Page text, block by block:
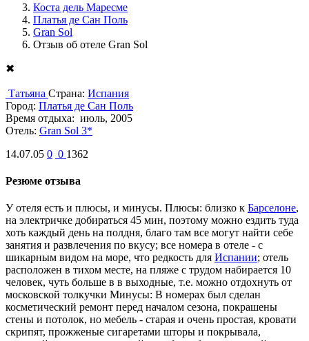
Коста дель Маресме
Платья де Сан Поль
Gran Sol
Отзыв об отеле Gran Sol
✖
Татьяна Страна: Испания
Город: Платья де Сан Поль
Время отдыха: июль, 2005
Отель: Gran Sol 3*
14.07.05 0 0 1362
Резюме отзыва
У отеля есть и плюсы, и минусы. Плюсы: близко к Барселоне,
на электричке добираться 45 мин, поэтому можно ездить туда
хоть каждый день на полдня, благо там все могут найти себе
занятия и развлечения по вкусу; все номера в отеле - с
шикарным видом на море, что редкость для Испании; отель
расположен в тихом месте, на пляже с трудом набирается 10
человек, чуть больше в в выходные, т.е. можно отдохнуть от
московской толкучки Минусы: В номерах был сделан
косметический ремонт перед началом сезона, покрашены
стены и потолок, но мебель - старая и очень простая, кровати
скрипят, прожженые сигаретами шторы и покрывала,